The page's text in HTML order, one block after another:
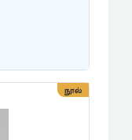
நூல்